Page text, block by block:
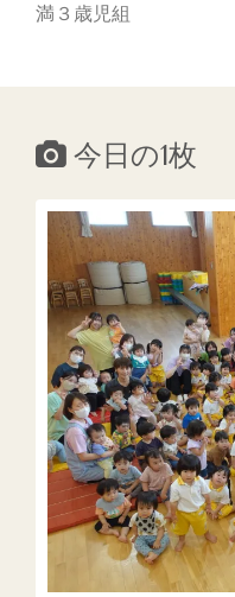
満３歳児組
今日の1枚